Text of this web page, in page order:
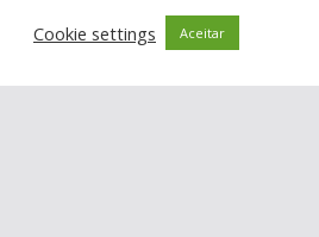
Estatuto Editorial
Cookie settings
Aceitar